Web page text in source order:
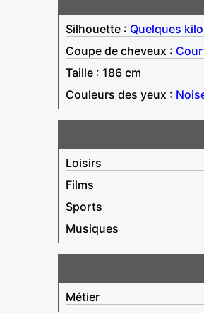
Silhouette : Quelques
Coupe de cheveux :
Taille : 186 cm
Couleurs des yeux :
Loisirs
Films
Sports
Musiques
Métier